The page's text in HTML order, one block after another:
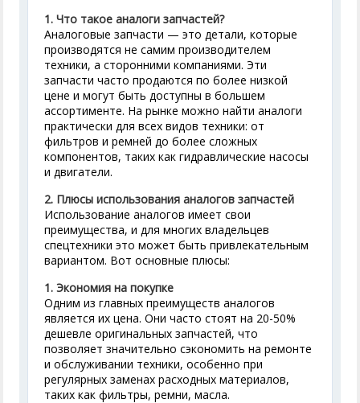
1. Что такое аналоги запчастей?
Аналоговые запчасти — это детали, которые
производятся не самим производителем
техники, а сторонними компаниями. Эти
запчасти часто продаются по более низкой
цене и могут быть доступны в большем
ассортименте. На рынке можно найти аналоги
практически для всех видов техники: от
фильтров и ремней до более сложных
компонентов, таких как гидравлические насосы
и двигатели.
2. Плюсы использования аналогов запчастей
Использование аналогов имеет свои
преимущества, и для многих владельцев
спецтехники это может быть привлекательным
вариантом. Вот основные плюсы:
1.Экономия на покупке
Одним из главных преимуществ аналогов
является их цена. Они часто стоят на 20-50%
дешевле оригинальных запчастей, что
позволяет значительно сэкономить на ремонте
и обслуживании техники, особенно при
регулярных заменах расходных материалов,
таких как фильтры, ремни, масла.